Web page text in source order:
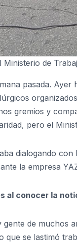
de
pasada.
gremios y
pero el
dialogando
la empresa
al conocer la
de muchos
se lastimó